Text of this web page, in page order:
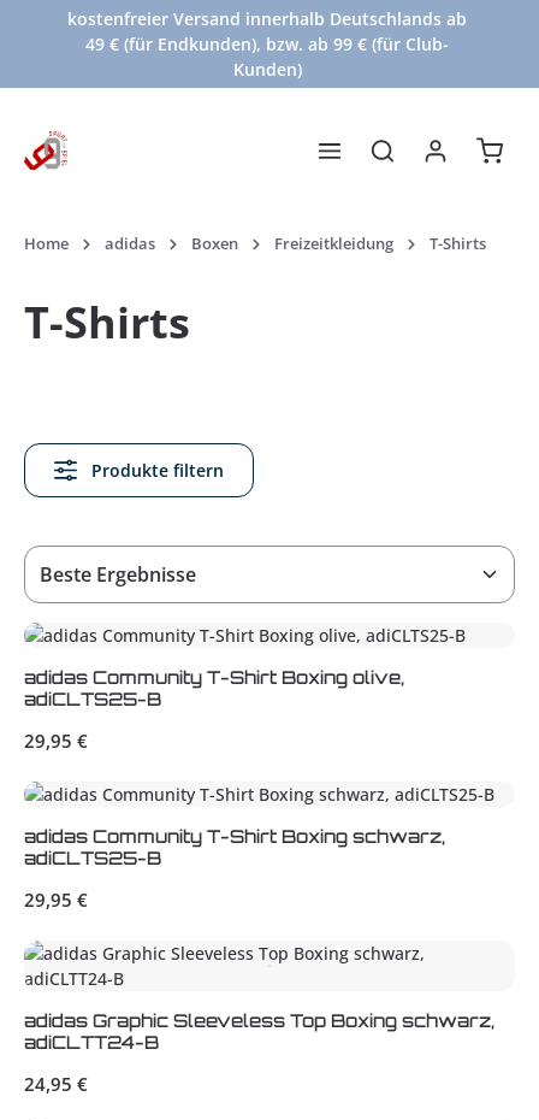
Zum Hauptinhalt springen
kostenfreier Versand innerhalb Deutschlands ab
49 € (für Endkunden), bzw. ab 99 € (für Club-
Kunden)
Home adidas Boxen Freizeitkleidung T-Shirts
T-Shirts
Produkte filtern
adidas Community T-Shirt Boxing olive,
adiCLTS25-B
Regulärer Preis:
29,95 €
adidas Community T-Shirt Boxing schwarz,
adiCLTS25-B
Regulärer Preis:
29,95 €
adidas Graphic Sleeveless Top Boxing schwarz,
adiCLTT24-B
Regulärer Preis:
24,95 €